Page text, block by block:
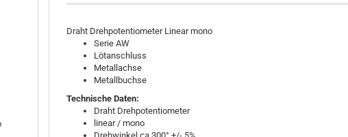
Draht Drehpotentiometer Linear mono
Serie AW
Lötanschluss
Metallachse
Metallbuchse
Technische Daten:
Draht Drehpotentiometer
linear / mono